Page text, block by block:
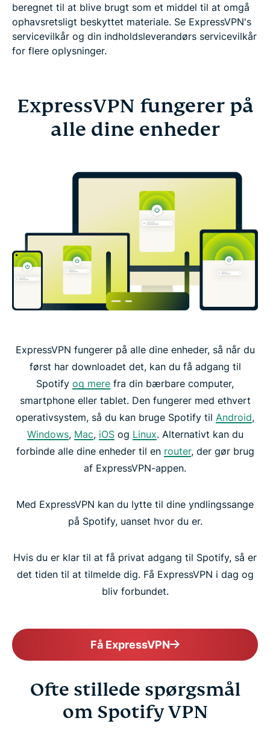
beregnet til at blive brugt som et middel til at omgå
ophavsretsligt beskyttet materiale. Se ExpressVPN's
servicevilkår og din indholdsleverandørs servicevilkår
for flere oplysninger.
ExpressVPN fungerer på
alle dine enheder
ExpressVPN fungerer på alle dine enheder, så når du
først har downloadet det, kan du få adgang til
Spotify og mere fra din bærbare computer,
smartphone eller tablet. Den fungerer med ethvert
operativsystem, så du kan bruge Spotify til Android,
Windows, Mac, iOSog Linux. Alternativt kan du
forbinde alle dine enheder til en router, der gør brug
af ExpressVPN-appen.
Med ExpressVPN kan du lytte til dine yndlingssange
på Spotify, uanset hvor du er.
Hvis du er klar til at få privat adgang til Spotify, så er
det tiden til at tilmelde dig. Få ExpressVPN i dag og
bliv forbundet.
Få ExpressVPN
Ofte stillede spørgsmål
om Spotify VPN